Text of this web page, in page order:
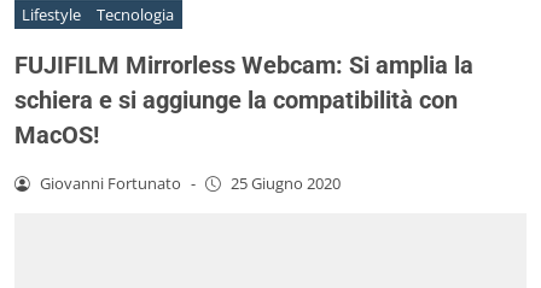
Lifestyle Tecnologia
FUJIFILM Mirrorless Webcam: Si amplia la
schiera e si aggiunge la compatibilità con
MacOS!
Giovanni Fortunato - 25 Giugno 2020